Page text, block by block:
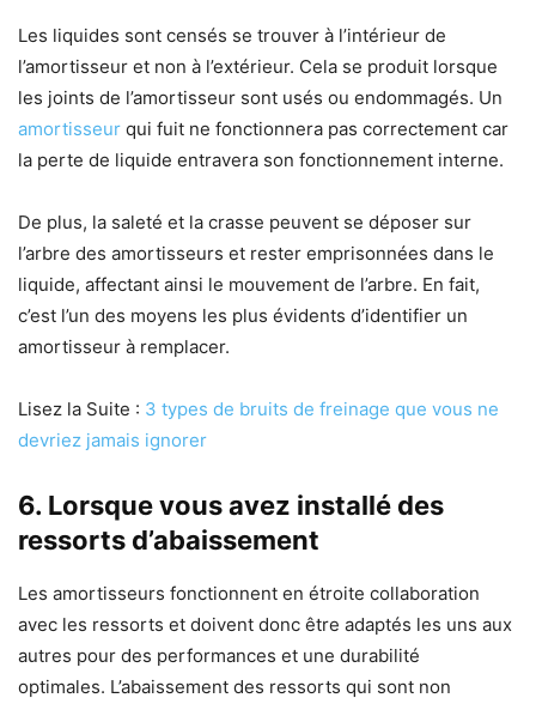
Les liquides sont censés se trouver à l’intérieur de
l’amortisseur et non à l’extérieur. Cela se produit lorsque
les joints de l’amortisseur sont usés ou endommagés. Un
amortisseur qui fuit ne fonctionnera pas correctement car
la perte de liquide entravera son fonctionnement interne.
De plus, la saleté et la crasse peuvent se déposer sur
l’arbre des amortisseurs et rester emprisonnées dans le
liquide, affectant ainsi le mouvement de l’arbre. En fait,
c’est l’un des moyens les plus évidents d’identifier un
amortisseur à remplacer.
Lisez la Suite : 3 types de bruits de freinage que vous ne
devriez jamais ignorer
6. Lorsque vous avez installé des
ressorts d’abaissement
Les amortisseurs fonctionnent en étroite collaboration
avec les ressorts et doivent donc être adaptés les uns aux
autres pour des performances et une durabilité
optimales. L’abaissement des ressorts qui sont non